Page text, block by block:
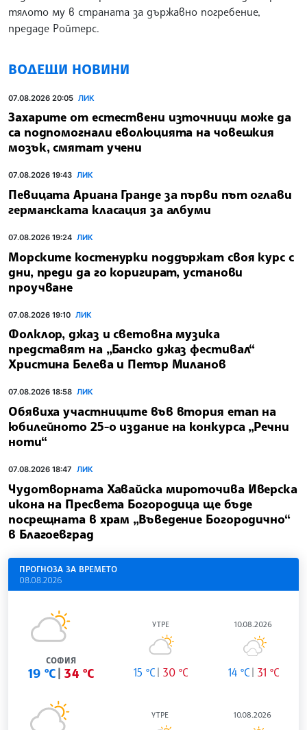
тялото му в страната за държавно погребение,
предаде Ройтерс.
ВОДЕЩИ НОВИНИ
07.08.2026 20:05 ЛИК
Захарите от естествени източници може да
са подпомогнали еволюцията на човешкия
мозък, смятат учени
07.08.2026 19:43 ЛИК
Певицата Ариана Гранде за първи път оглави
германската класация за албуми
07.08.2026 19:24 ЛИК
Морските костенурки поддържат своя курс с
дни, преди да го коригират, установи
проучване
07.08.2026 19:10 ЛИК
Фолклор, джаз и световна музика
представят на „Банско джаз фестивал“
Христина Белева и Петър Миланов
07.08.2026 18:58 ЛИК
Обявиха участниците във втория етап на
юбилейното 25-о издание на конкурса „Речни
ноти“
07.08.2026 18:47 ЛИК
Чудотворната Хавайска мироточива Иверска
икона на Пресвета Богородица ще бъде
посрещната в храм „Въведение Богородично“
в Благоевград
ПРОГНОЗА ЗА ВРЕМЕТО
08.08.2026
СОФИЯ
19 °C 34 °C
УТРЕ
15 °C 30 °C
10.08.2026
14 °C 31 °C
УТРЕ 10.08.2026